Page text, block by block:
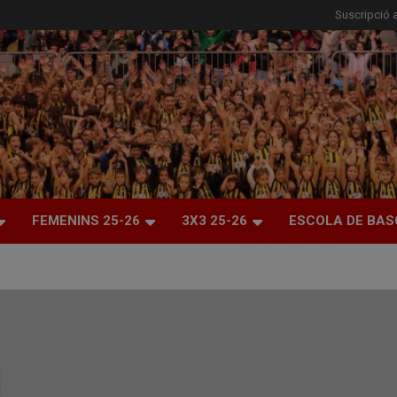
Suscripció
FEMENINS 25-26 3X3 25-26 ESCOLA DE